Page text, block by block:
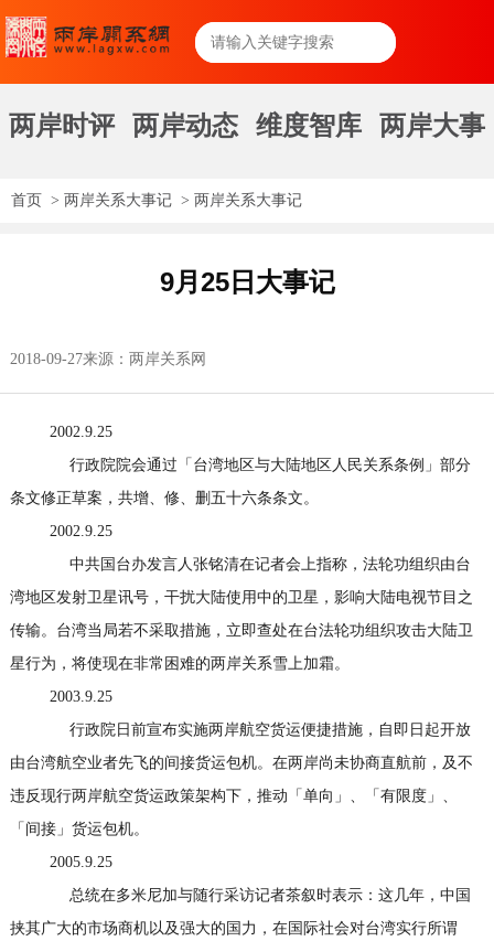
两岸时评 两岸动态 维度智库 两岸大事
首页 > 两岸关系大事记 > 两岸关系大事记
9月25日大事记
2018-09-27来源：两岸关系网
2002.9.25
行政院院会通过「台湾地区与大陆地区人民关系条例」部分
条文修正草案，共增、修、删五十六条条文。
2002.9.25
中共国台办发言人张铭清在记者会上指称，法轮功组织由台
湾地区发射卫星讯号，干扰大陆使用中的卫星，影响大陆电视节目之
传输。台湾当局若不采取措施，立即查处在台法轮功组织攻击大陆卫
星行为，将使现在非常困难的两岸关系雪上加霜。
2003.9.25
行政院日前宣布实施两岸航空货运便捷措施，自即日起开放
由台湾航空业者先飞的间接货运包机。在两岸尚未协商直航前，及不
违反现行两岸航空货运政策架构下，推动「单向」、「有限度」、
「间接」货运包机。
2005.9.25
总统在多米尼加与随行采访记者茶叙时表示：这几年，中国
挟其广大的市场商机以及强大的国力，在国际社会对台湾实行所谓